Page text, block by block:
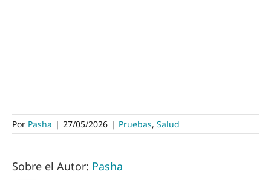
Por Pasha | 27/05/2026 | Pruebas, Salud
Sobre el Autor: Pasha